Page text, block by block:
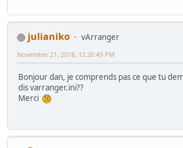
julianiko
vArranger
November 21, 2018, 12:26:49 PM
Bonjour dan, je comprends pas ce que tu
dis varranger.ini??
Merci